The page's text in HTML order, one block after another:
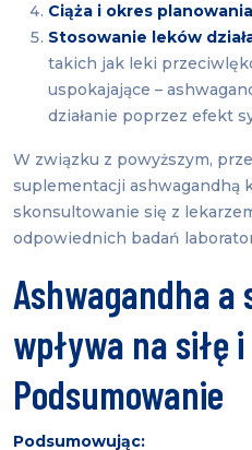
Ciąża i okres
Stosowanie leków
takich jak leki
uspokajające –
działanie poprzez efekt
W związku z powyższym,
suplementacji ashwagandhą
skonsultowanie się z
odpowiednich badań
Ashwagandha a
wpływa na siłę
Podsumowanie
Podsumowując: